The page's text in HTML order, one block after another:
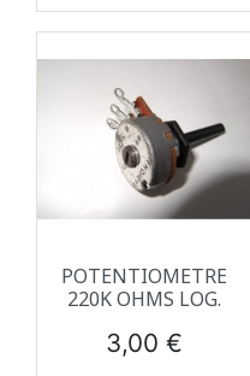
POTENTIOMETRE
220K OHMS LOG.
Prix
3,00 €